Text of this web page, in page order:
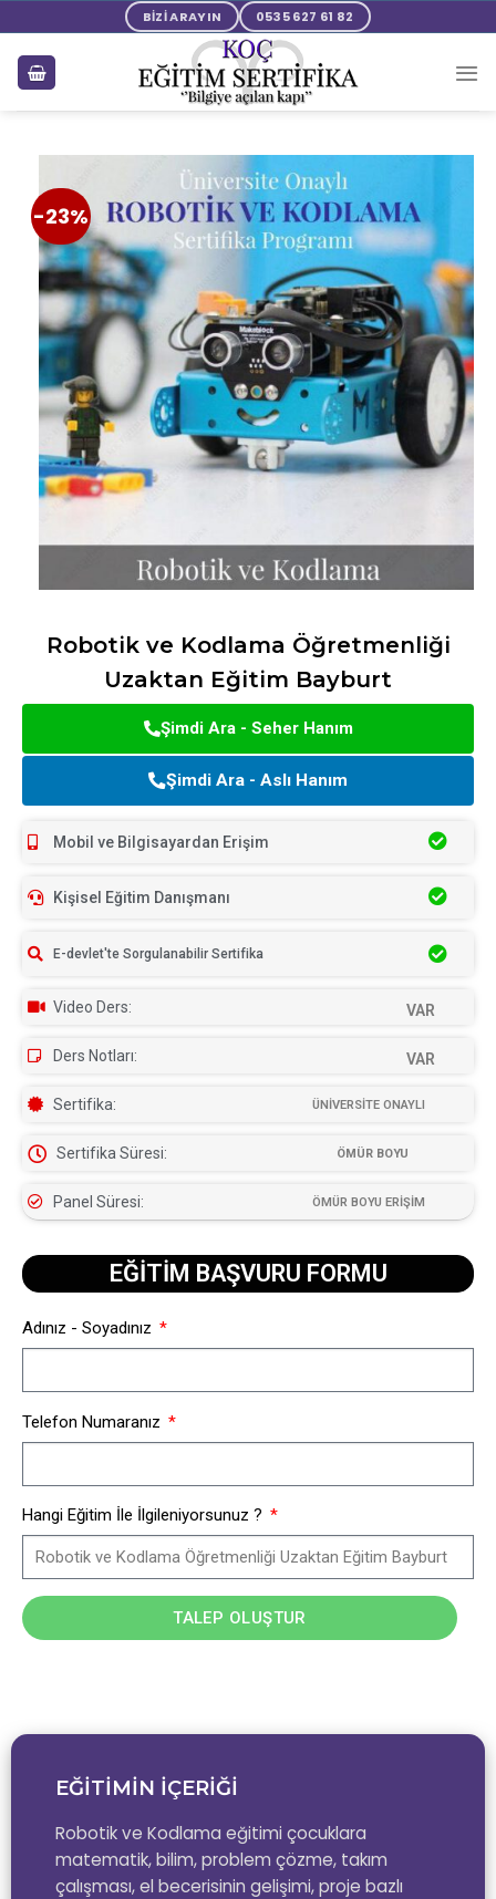
BİZİ ARAYIN 0535 627 61 82
EĞİTİMİN İÇERİĞİ
Robotik ve Kodlama eğitimi çocuklara
matematik, bilim, problem çözme, takım
çalışması, el becerisinin gelişimi, proje bazlı
-23%
Robotik ve Kodlama Öğretmenliği
Uzaktan Eğitim Bayburt
Şimdi Ara - Seher Hanım
Şimdi Ara - Aslı Hanım
Mobil ve Bilgisayardan Erişim
Kişisel Eğitim Danışmanı
E-devlet'te Sorgulanabilir Sertifika
Video Ders: VAR
Ders Notları: VAR
Sertifika: ÜNİVERSİTE ONAYLI
Sertifika Süresi: ÖMÜR BOYU
Panel Süresi: ÖMÜR BOYU ERİŞİM
EĞİTİM BAŞVURU FORMU​
Adınız - Soyadınız
Telefon Numaranız
Hangi Eğitim İle İlgileniyorsunuz ?
TALEP OLUŞTUR